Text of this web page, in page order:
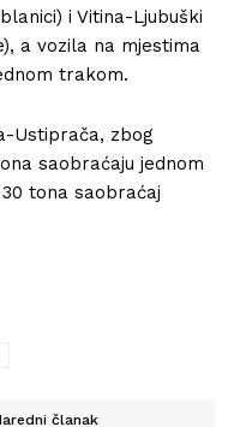
i Vitina-Ljubuški
a vozila na mjestima
trakom.
Ustiprača, zbog
saobraćaju jednom
tona saobraćaj
članak